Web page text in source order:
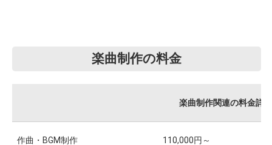
楽曲制作の料金
楽曲制作関連の料金詳細
作曲・BGM制作 110,000円～